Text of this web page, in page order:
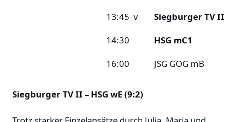
13:45 v
Siegburger TV II
14:30
HSG mC1
16:00
JSG GOG mB
Siegburger TV II – HSG wE (9:2)